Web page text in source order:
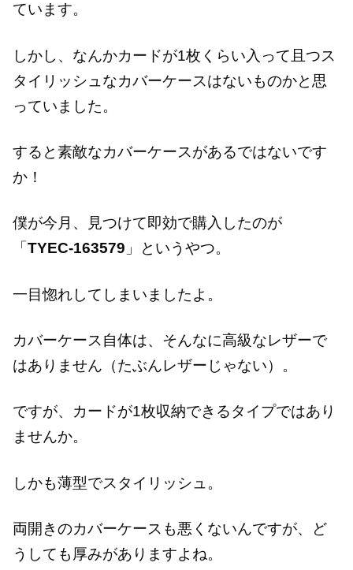
ています。
しかし、なんかカードが1枚くらい入って且つス
タイリッシュなカバーケースはないものかと思
っていました。
すると素敵なカバーケースがあるではないです
か！
僕が今月、見つけて即効で購入したのが
「TYEC-163579 」というやつ。
一目惚れしてしまいましたよ。
カバーケース自体は、そんなに高級なレザーで
はありません（たぶんレザーじゃない）。
ですが、カードが1枚収納できるタイプではあり
ませんか。
しかも薄型でスタイリッシュ。
両開きのカバーケースも悪くないんですが、ど
うしても厚みがありますよね。